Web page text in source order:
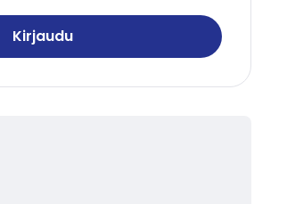
Kirjaudu